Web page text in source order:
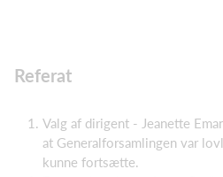
Referat
Valg af dirigent - Jeanette
at Generalforsamlingen var
kunne fortsætte.